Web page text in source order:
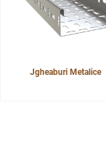
Jgheaburi Metalice